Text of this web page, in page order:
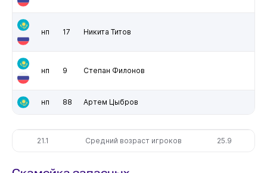
нп 17 Никита Титов
нп 9 Степан Филонов
нп 88 Артем Цыбров
21.1 Средний возраст игроков 25.9